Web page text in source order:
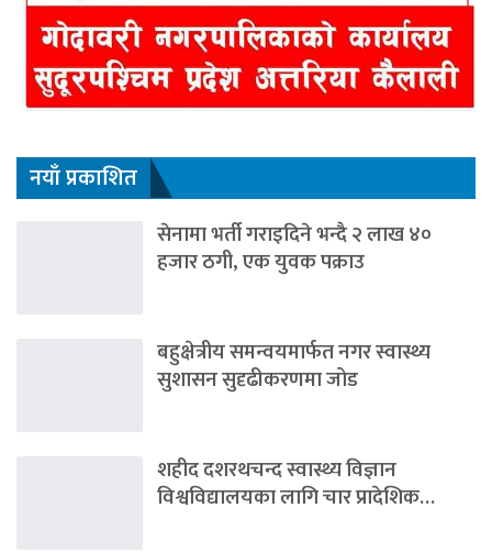
नयाँ प्रकाशित
सेनामा भर्ती गराइदिने भन्दै २ लाख ४०
हजार ठगी, एक युवक पक्राउ
बहुक्षेत्रीय समन्वयमार्फत नगर स्वास्थ्य
सुशासन सुदृढीकरणमा जोड
शहीद दशरथचन्द स्वास्थ्य विज्ञान
विश्वविद्यालयका लागि चार प्रादेशिक…